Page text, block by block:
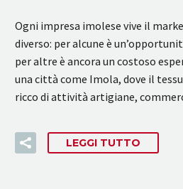
Ogni impresa imolese vive il
diverso: per alcune è
per altre è ancora un costoso
una città come Imola, dove il
ricco di attività artigiane,
LEGGI TUTTO